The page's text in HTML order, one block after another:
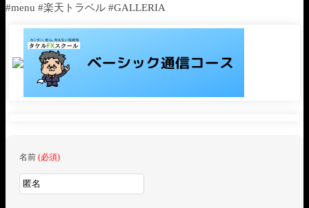
#menu #楽天トラベル #GALLERIA
名前 (必須)